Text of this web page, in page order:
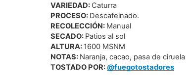
VARIEDAD: Caturra
PROCESO: Descafeinado.
RECOLECCIÓN: Manual
SECADO: Patios al sol
ALTURA: 1600 MSNM
NOTAS: Naranja, cacao, pasa de ciruela
TOSTADO POR: @fuegotostadores